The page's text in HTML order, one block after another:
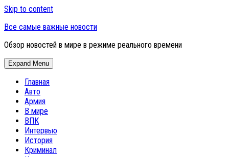
Skip to content
Все самые важные новости
Обзор новостей в мире в режиме реального времени
Expand Menu
Главная
Авто
Армия
В мире
ВПК
Интервью
История
Криминал